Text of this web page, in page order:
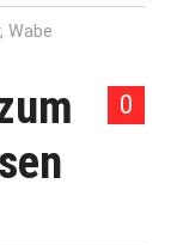
, Wabe
0